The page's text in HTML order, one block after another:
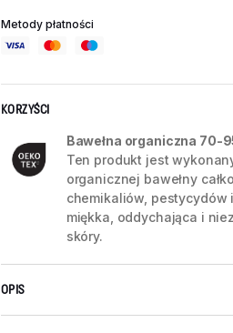
Metody płatności
KORZYŚCI
Bawełna organiczna 70-
Ten produkt jest
organicznej bawełny
chemikaliów, pestycydów
miękka, oddychająca i
skóry.
OPIS